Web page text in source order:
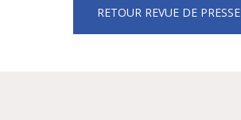
RETOUR REVUE DE PRESSE